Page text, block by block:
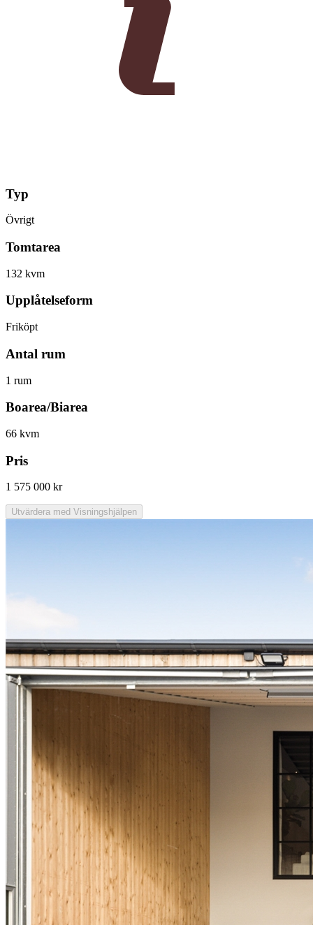
Typ
Övrigt
Tomtarea
132 kvm
Upplåtelseform
Friköpt
Antal rum
1 rum
Boarea/Biarea
66 kvm
Pris
1 575 000 kr
Utvärdera med Visningshjälpen